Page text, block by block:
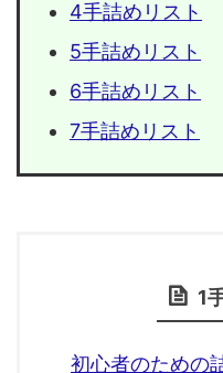
4手詰めリスト
5手詰めリスト
6手詰めリスト
7手詰めリスト
1
初心者のため